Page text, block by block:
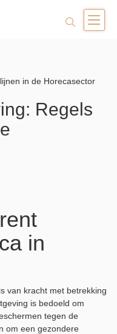
in de Horecasector
Regels
in
van kracht met betrekking
is bedoeld om
tegen de
om een gezondere